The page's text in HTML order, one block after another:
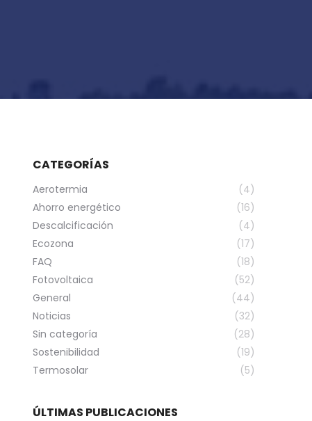
CATEGORÍAS
Aerotermia
(4)
Ahorro energético
(16)
Descalcificación
(4)
Ecozona
(17)
FAQ
(18)
Fotovoltaica
(52)
General
(44)
Noticias
(32)
Sin categoría
(28)
Sostenibilidad
(19)
Termosolar
(5)
ÚLTIMAS PUBLICACIONES